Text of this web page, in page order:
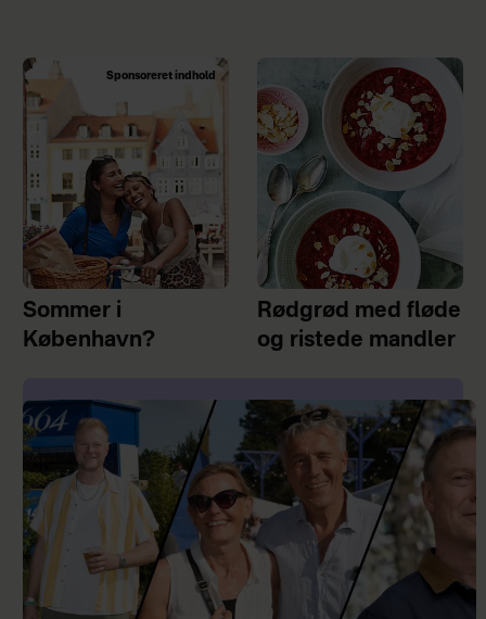
Sponsoreret indhold
Sommer i
København?
Rødgrød med fløde
og ristede mandler